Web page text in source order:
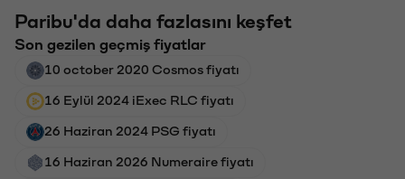
Paribu'da daha fazlasını keşfet
Son gezilen geçmiş fiyatlar
10 october 2020 Cosmos fiyatı
16 Eylül 2024 iExec RLC fiyatı
26 Haziran 2024 PSG fiyatı
16 Haziran 2026 Numeraire fiyatı